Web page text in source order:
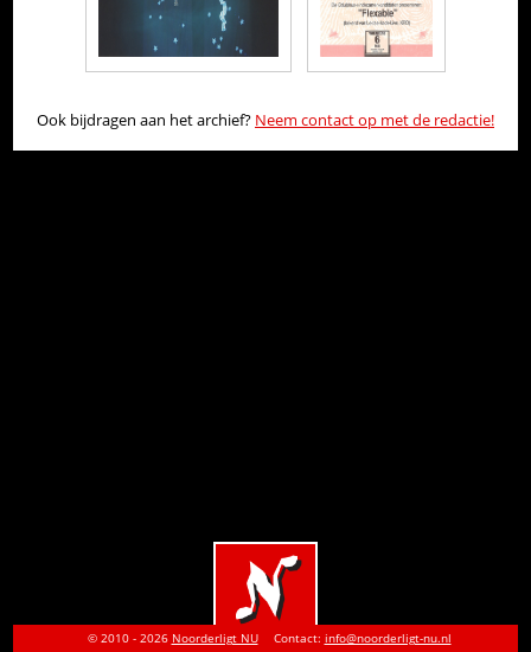
Ook bijdragen aan het archief? Neem contact op met de redactie!
© 2010 - 2026 Noorderligt NU Contact: info@noorderligt-nu.nl